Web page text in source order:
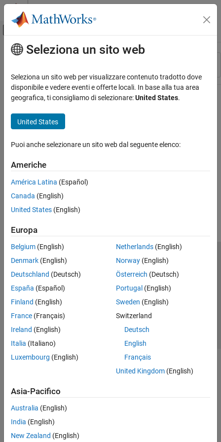
Vai al contenuto
Attiva/disattiva menu di navigazione
Risorsa
Stato
Contenuto principale
Seleziona un sito web
Seleziona un sito web per visualizzare contenuto tradotto dove
disponibile e vedere eventi e offerte locali. In base alla tua area
geografica, ti consigliamo di selezionare:United States.
United States
Puoi anche selezionare un sito web dal seguente elenco:
Americhe
América Latina (Español)
Canada (English)
United States (English)
Europa
Belgium (English)
Denmark (English)
Deutschland (Deutsch)
España (Español)
Finland (English)
France (Français)
Ireland (English)
Italia (Italiano)
Luxembourg (English)
Netherlands(English)
Norway(English)
Österreich (Deutsch)
Portugal (English)
Sweden (English)
Switzerland
Deutsch
English
Français
United Kingdom(English)
Asia-Pacifico
Australia (English)
India (English)
New Zealand (English)
Centro di fiducia
Informativa sulla privacy
Antipirateria
Stato dell'applicazione
Contatti
© 1994-2026 The MathWorks, Inc.